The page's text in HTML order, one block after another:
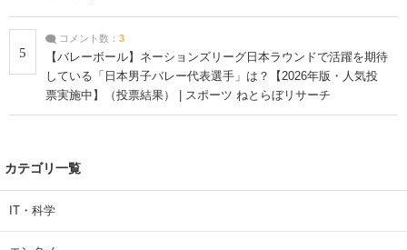
5
コメント数： 3
【バレーボール】ネーションズリーグ日本ラウンドで活躍を期待
している「日本男子バレー代表選手」は？【2026年版・人気投
票実施中】（投票結果） | スポーツ ねとらぼリサーチ
カテゴリ一覧
IT・科学